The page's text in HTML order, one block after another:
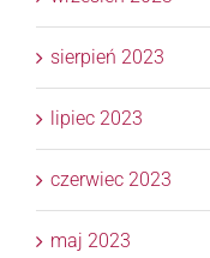
sierpień 2023
lipiec 2023
czerwiec 2023
maj 2023